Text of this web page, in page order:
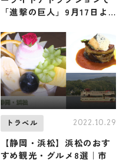
「進撃の巨人」9月17日よ
トラベル 2022.10.29
【静岡・浜松】浜松のおす
すめ観光・グルメ8選｜市